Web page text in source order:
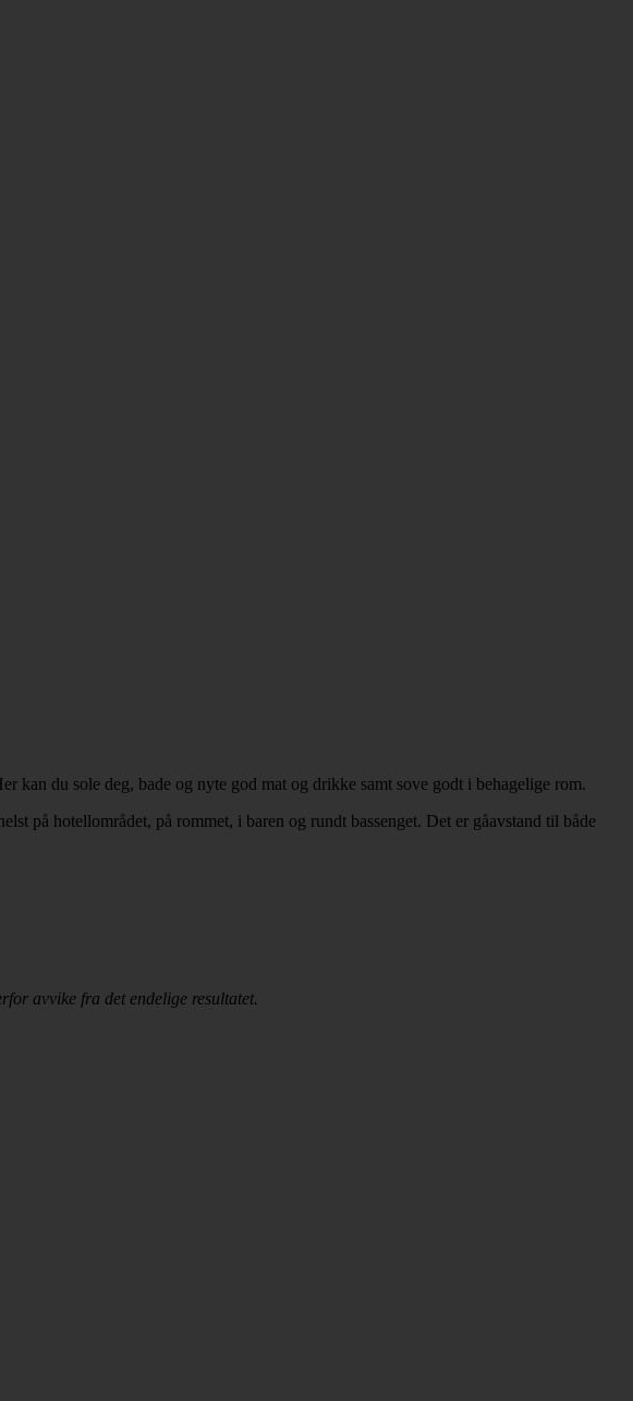
du sole deg, bade og nyte god mat og drikke samt sove godt i behagelige rom.
på hotellområdet, på rommet, i baren og rundt bassenget. Det er gåavstand til både
avvike fra det endelige resultatet.